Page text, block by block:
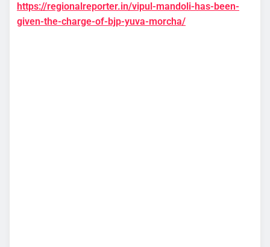
https://regionalreporter.in/vipul-mandoli-has-been-
given-the-charge-of-bjp-yuva-morcha/